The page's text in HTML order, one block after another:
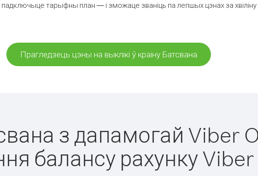
тарыфны план — і зможаце званіць па лепшых цэнах за хвіліну
Прагледзець цэны на выклікі ў краіну Батсвана
з дапамогай Viber
балансу рахунку